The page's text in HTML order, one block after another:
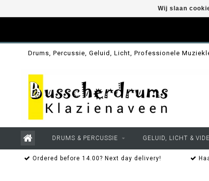
Drums, Percussie, Geluid, Licht, Professionele
DRUMS & PERCUSSIE GELUID, LICHT &
Ordered before 14.00? Next day delivery!
Wij slaan